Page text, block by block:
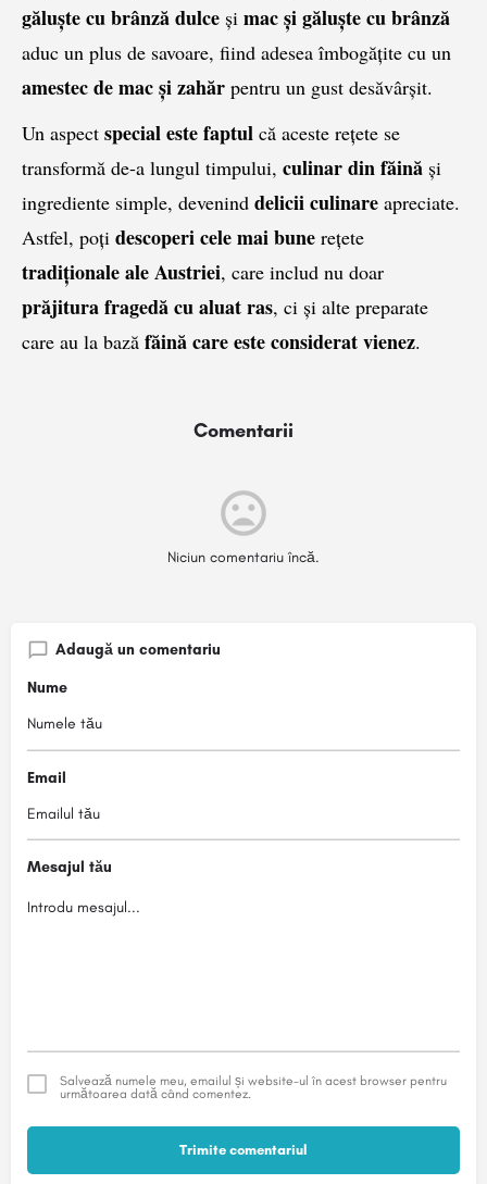
găluște cu brânză dulce și mac și găluște cu brânză
aduc un plus de savoare, fiind adesea îmbogățite cu un
amestec de mac şi zahăr pentru un gust desăvârșit.
Un aspect special este faptul că aceste rețete se
transformă de-a lungul timpului, culinar din făină și
ingrediente simple, devenind delicii culinare apreciate.
Astfel, poți descoperi cele mai bune rețete
tradiționale ale Austriei, care includ nu doar
prăjitura fragedă cu aluat ras, ci și alte preparate
care au la bază făină care este considerat vienez.
Comentarii
Niciun comentariu încă.
Adaugă un comentariu
Nume
Email
Mesajul tău
Salvează numele meu, emailul și website-ul în acest browser pentru
următoarea dată când comentez.
Trimite comentariul